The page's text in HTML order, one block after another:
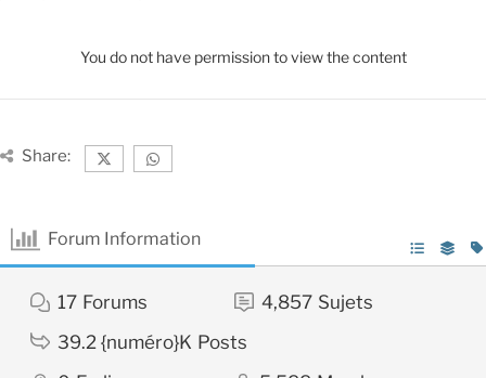
You do not have permission to view the content
Share:
Forum Information
17 Forums 4,857 Sujets
39.2 {numéro}K Posts